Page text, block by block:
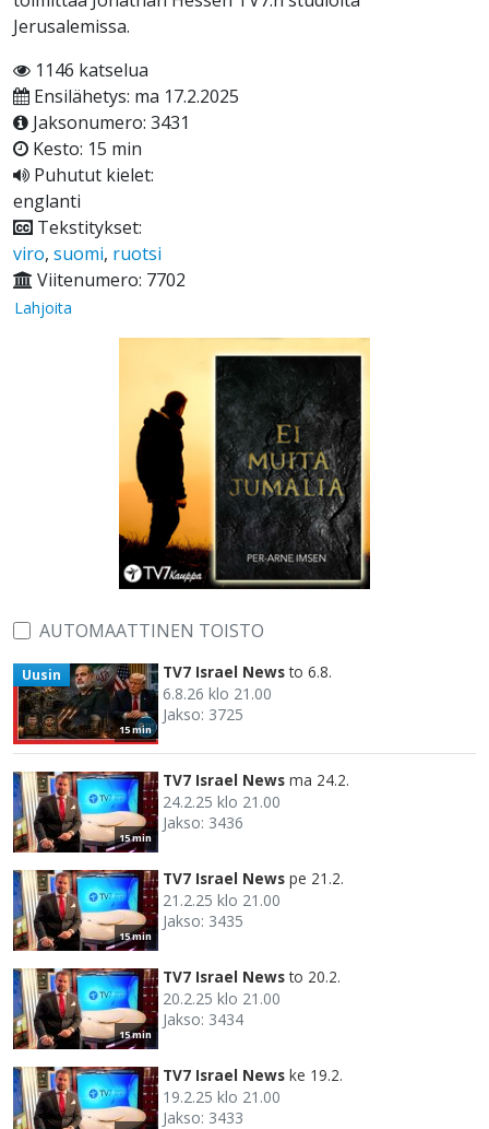
Jerusalemissa.
1146 katselua
Ensilähetys: ma 17.2.2025
Jaksonumero: 3431
Kesto: 15 min
Puhutut kielet:
englanti
Tekstitykset:
viro, suomi, ruotsi
Viitenumero: 7702
Lahjoita
AUTOMAATTINEN TOISTO
15 min
Uusin TV7 Israel News to 6.8.
6.8.26 klo 21.00
Jakso: 3725
15 min
TV7 Israel News ma 24.2.
24.2.25 klo 21.00
Jakso: 3436
15 min
TV7 Israel News pe 21.2.
21.2.25 klo 21.00
Jakso: 3435
15 min
TV7 Israel News to 20.2.
20.2.25 klo 21.00
Jakso: 3434
TV7 Israel News ke 19.2.
19.2.25 klo 21.00
Jakso: 3433